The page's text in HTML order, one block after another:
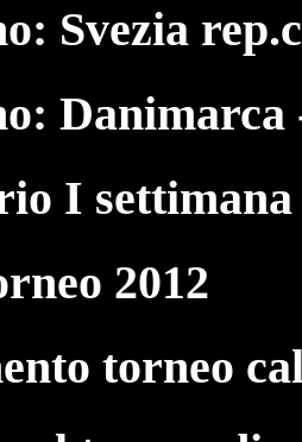
Svezia
I
2012
torneo